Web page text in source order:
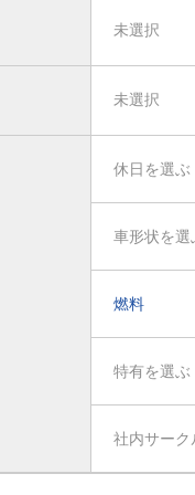
未選択
未選択
休日を選ぶ
車形状を選
燃料
特有を選ぶ
社内サーク